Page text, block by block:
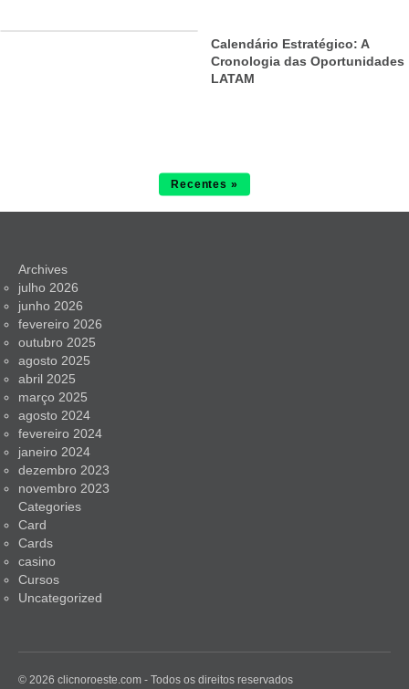
Calendário Estratégico: A
Cronologia das Oportunidades
LATAM
Recentes »
Archives
julho 2026
junho 2026
fevereiro 2026
outubro 2025
agosto 2025
abril 2025
março 2025
agosto 2024
fevereiro 2024
janeiro 2024
dezembro 2023
novembro 2023
Categories
Card
Cards
casino
Cursos
Uncategorized
© 2026 clicnoroeste.com - Todos os direitos reservados